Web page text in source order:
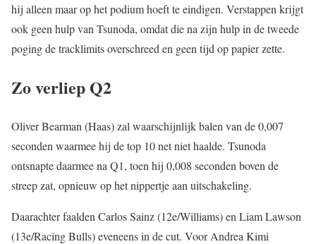
hij alleen maar op het podium hoeft te eindigen. Verstappen krijgt
ook geen hulp van Tsunoda, omdat die na zijn hulp in de tweede
poging de tracklimits overschreed en geen tijd op papier zette.
Zo verliep Q2
Oliver Bearman (Haas) zal waarschijnlijk balen van de 0,007
seconden waarmee hij de top 10 net niet haalde. Tsunoda
ontsnapte daarmee na Q1, toen hij 0,008 seconden boven de
streep zat, opnieuw op het nippertje aan uitschakeling.
Daarachter faalden Carlos Sainz (12e/Williams) en Liam Lawson
(13e/Racing Bulls) eveneens in de cut. Voor Andrea Kimi